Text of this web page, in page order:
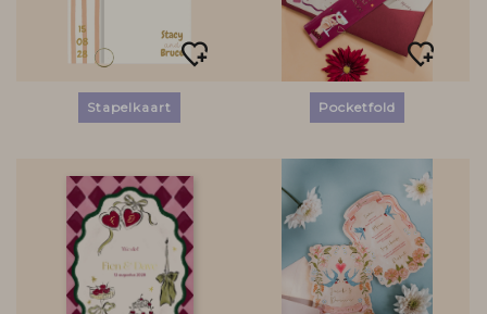
Stapelkaart Pocketfold